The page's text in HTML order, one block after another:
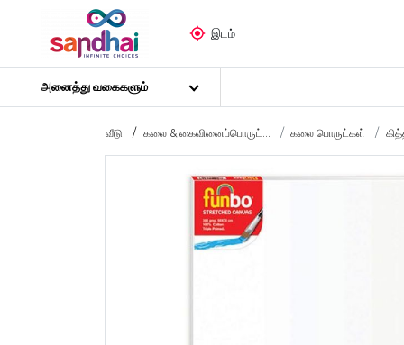
இடம்
அனைத்து வகைகளும்
மிகவும் பிரபலமான
கைவினைப் பொருட்கள்
தையல் பொருட்கள்
வீடு கலை & கைவினைப்பொருட்... கலை பொருட்கள்